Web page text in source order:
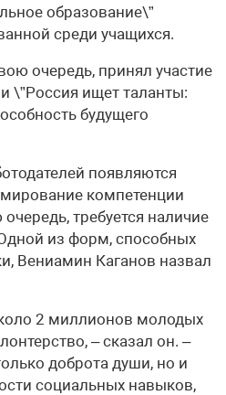
образование\”
среди учащихся.
очередь, принял участие
\”Россия ищет таланты:
будущего
появляются
компетенции
требуется наличие
из форм, способных
Вениамин Каганов назвал
2 миллионов молодых
– сказал он. –
доброта души, но и
социальных навыков,